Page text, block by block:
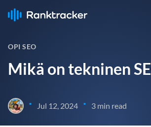
OPI SEO
Mikä on tekninen
• Jul 12, 2024 • 3 min read